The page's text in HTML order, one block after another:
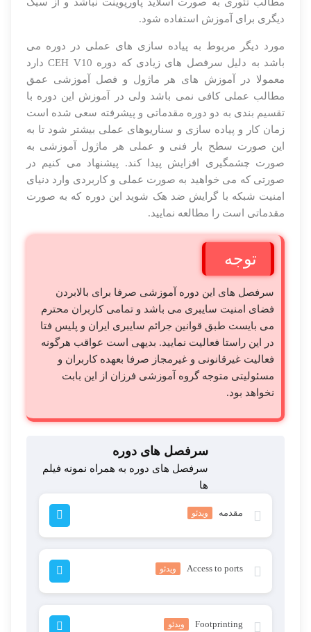
دیگری برای آموزش استفاده شود.
مورد دیگر مربوط به پیاده سازی های عملی در دوره می
باشد به دلیل سرفصل های زیادی که دوره CEH V10 دارد
معمولا در آموزش های هر ماژول و فصل آموزشی عمق
مطالب عملی کافی نمی باشد ولی در آموزش این دوره با
تقسیم بندی به دو دوره مقدماتی و پیشرفته سعی شده است
زمان کار و پیاده سازی و سناریوهای عملی بیشتر شود تا به
این صورت سطح بار فنی و عملی هر ماژول آموزشی به
صورت چشمگیری افزایش پیدا کند. پیشنهاد می کنیم در
صورتی که می خواهید به صورت عملی و کاربردی وارد دنیای
امنیت شبکه با گرایش ضد هک شوید این دوره که به صورت
مقدماتی است را مطالعه نمایید.
توجه
سرفصل های این دوره آموزشی صرفا برای بالابردن
فضای امنیت سایبری می باشد و تمامی کاربران محترم
می بایست طبق قوانین جرائم سایبری ایران و پلیس فتا
در این راستا فعالیت نمایید. بدیهی است عواقب هرگونه
فعالیت غیرقانونی و غیرمجاز صرفا بعهده کاربران و
مسئولیتی متوجه گروه آموزشی فرزان از این بابت
نخواهد بود.
سرفصل های دوره
سرفصل های دوره به همراه نمونه فیلم
ها
مقدمه ویدئو
Access to ports ویدئو
Footprinting ویدئو